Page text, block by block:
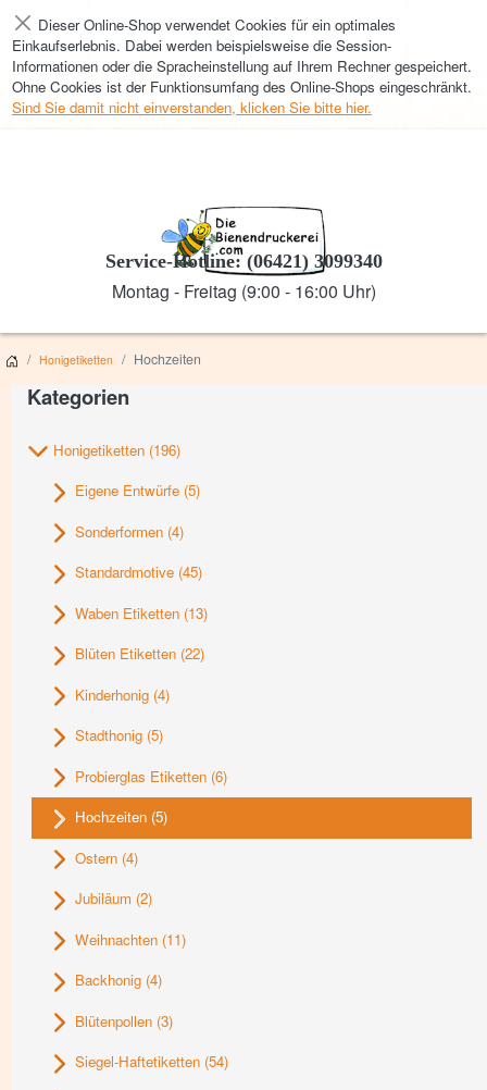
Schließen
Dieser Online-Shop verwendet Cookies für ein optimales
Einkaufserlebnis. Dabei werden beispielsweise die Session-
Informationen oder die Spracheinstellung auf Ihrem Rechner gespeichert.
Ohne Cookies ist der Funktionsumfang des Online-Shops eingeschränkt.
Sind Sie damit nicht einverstanden, klicken Sie bitte hier.
Service-Hotline: (06421) 3099340
Montag - Freitag (9:00 - 16:00 Uhr)
Honigetiketten Hochzeiten
Kategorien
Honigetiketten (196)
Eigene Entwürfe (5)
Sonderformen (4)
Standardmotive (45)
Waben Etiketten (13)
Blüten Etiketten (22)
Kinderhonig (4)
Stadthonig (5)
Probierglas Etiketten (6)
Hochzeiten (5)
Ostern (4)
Jubiläum (2)
Weihnachten (11)
Backhonig (4)
Blütenpollen (3)
Siegel-Haftetiketten (54)